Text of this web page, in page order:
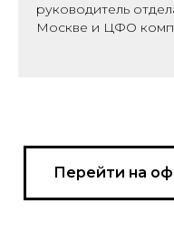
руководитель
Москве и ЦФО
Перейти на